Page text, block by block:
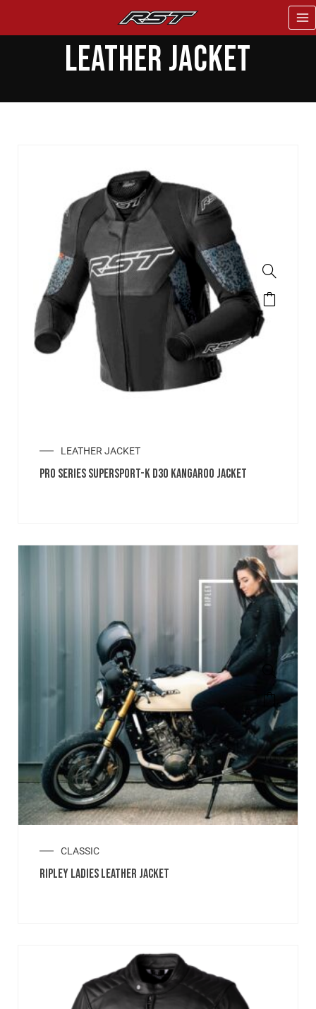
LEATHER JACKET
LEATHER JACKET
PRO SERIES SUPERSPORT-K D3O KANGAROO JACKET
CLASSIC
RIPLEY LADIES LEATHER JACKET